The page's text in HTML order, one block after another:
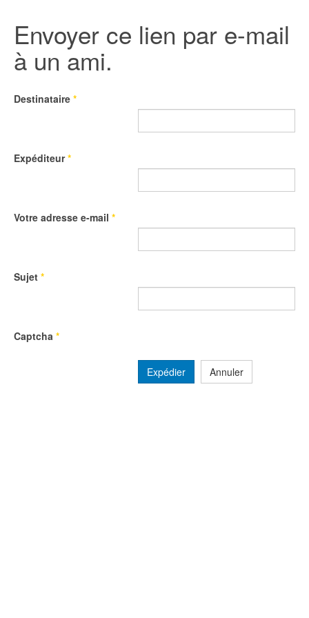
Envoyer ce lien par e-mail
à un ami.
Destinataire *
Expéditeur*
Votre adresse e-mail *
Sujet *
Captcha *
Expédier Annuler